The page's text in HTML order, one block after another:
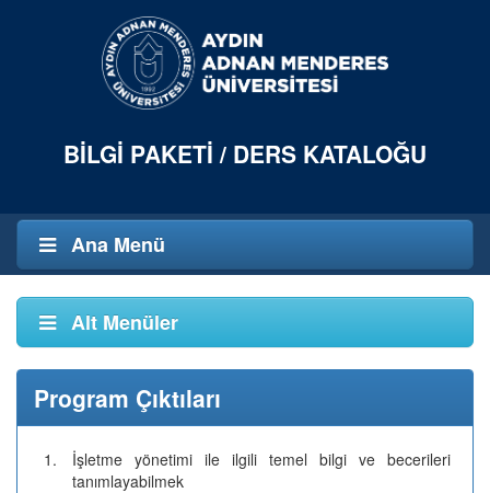
BILGI PAKETI / DERS KATALOĞU
Ana Menü
Alt Menüler
Program Çıktıları
1.
İşletme yönetimi ile ilgili temel bilgi ve becerileri
tanımlayabilmek